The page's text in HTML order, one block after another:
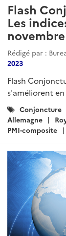
Flash
Les
novembre
Rédigé par :
2023
Flash
s'améliorent
Catégories
:
Conjoncture
Allemagne
PMI-composite